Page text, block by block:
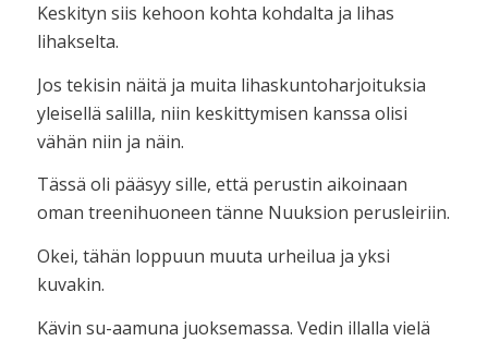
Keskityn siis kehoon kohta kohdalta ja lihas
lihakselta.
Jos tekisin näitä ja muita lihaskuntoharjoituksia
yleisellä salilla, niin keskittymisen kanssa olisi
vähän niin ja näin.
Tässä oli pääsyy sille, että perustin aikoinaan
oman treenihuoneen tänne Nuuksion perusleiriin.
Okei, tähän loppuun muuta urheilua ja yksi
kuvakin.
Kävin su-aamuna juoksemassa. Vedin illalla vielä